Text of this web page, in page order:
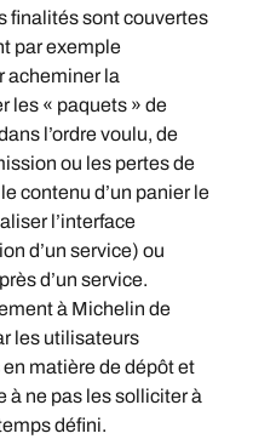
finalités sont couvertes
par exemple
acheminer la
les « paquets » de
l’ordre voulu, de
ou les pertes de
contenu d’un panier le
l’interface
d’un service) ou
d’un service.
à Michelin de
les utilisateurs
matière de dépôt et
à ne pas les solliciter à
défini.